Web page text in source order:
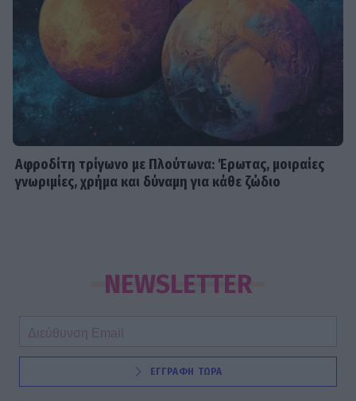
Αφροδίτη τρίγωνο με Πλούτωνα: Έρωτας, μοιραίες
γνωριμίες, χρήμα και δύναμη για κάθε ζώδιο
NEWSLETTER
ΕΓΓΡΑΦΗ ΤΩΡΑ